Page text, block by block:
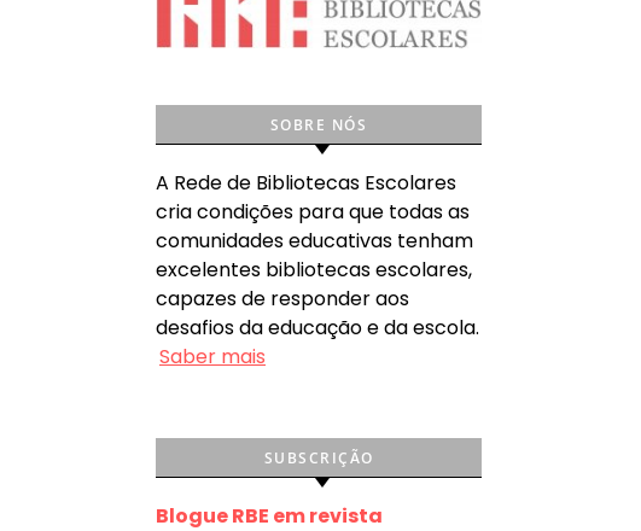
SOBRE NÓS
A Rede de Bibliotecas Escolares
cria condições para que todas as
comunidades educativas tenham
excelentes bibliotecas escolares,
capazes de responder aos
desafios da educação e da escola.
Saber mais
SUBSCRIÇÃO
Blogue RBE em revista